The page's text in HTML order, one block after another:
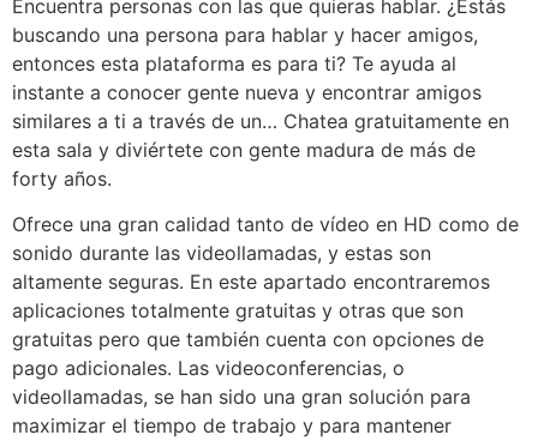
Encuentra personas con las que quieras hablar. ¿Estás
buscando una persona para hablar y hacer amigos,
entonces esta plataforma es para ti? Te ayuda al
instante a conocer gente nueva y encontrar amigos
similares a ti a través de un… Chatea gratuitamente en
esta sala y diviértete con gente madura de más de
forty años.
Ofrece una gran calidad tanto de vídeo en HD como de
sonido durante las videollamadas, y estas son
altamente seguras. En este apartado encontraremos
aplicaciones totalmente gratuitas y otras que son
gratuitas pero que también cuenta con opciones de
pago adicionales. Las videoconferencias, o
videollamadas, se han sido una gran solución para
maximizar el tiempo de trabajo y para mantener